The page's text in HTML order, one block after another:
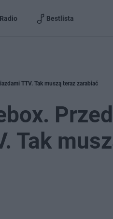
Radio Bestlista
TTV. Tak muszą teraz zarabiać
Tak